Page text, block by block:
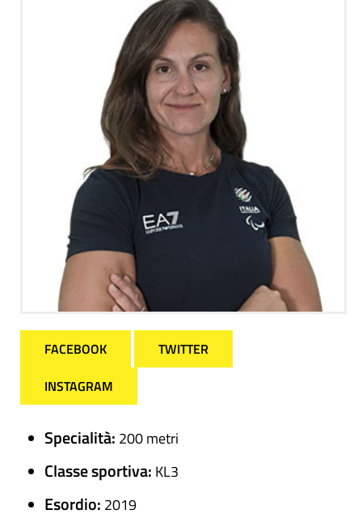
FACEBOOK
TWITTER
INSTAGRAM
Specialità: 200 metri
Classe sportiva: KL3
Esordio: 2019